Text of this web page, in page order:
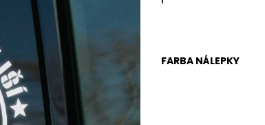
FARBA NÁLEPKY
Odporúčame